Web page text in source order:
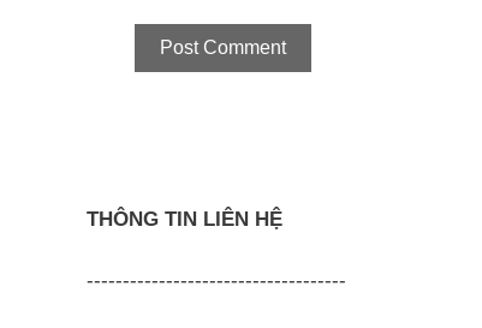
THÔNG TIN LIÊN HỆ
------------------------------------